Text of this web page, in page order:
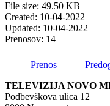
File size: 49.50 KB
Created: 10-04-2022
Updated: 10-04-2022
Prenosov: 14
Prenos
TELEVIZIJA NOVO
Podbevškova ulica 12